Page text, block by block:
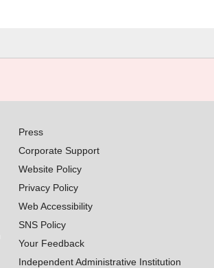
Press
Corporate Support
Website Policy
Privacy Policy
Web Accessibility
SNS Policy
Your Feedback
Independent Administrative Institution